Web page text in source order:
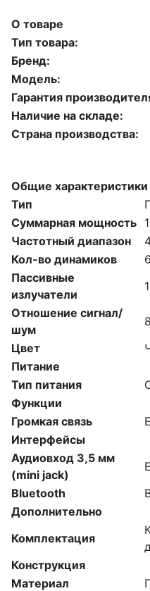
Общие характеристики
Тип
Суммарная мощность
Частотный диапазон
Кол-во динамиков
6
Пассивные
излучатели
1
Отношение сигнал/
шум
Цвет
Питание
Тип питания
Функции
Громкая связь
Интерфейсы
Аудиовход 3,5 мм
(mini jack)
Bluetooth
Дополнительно
Комплектация
Конструкция
Материал
О товаре
Тип товара:
Бренд:
Модель:
Гарантия
Наличие на складе:
Страна производства: